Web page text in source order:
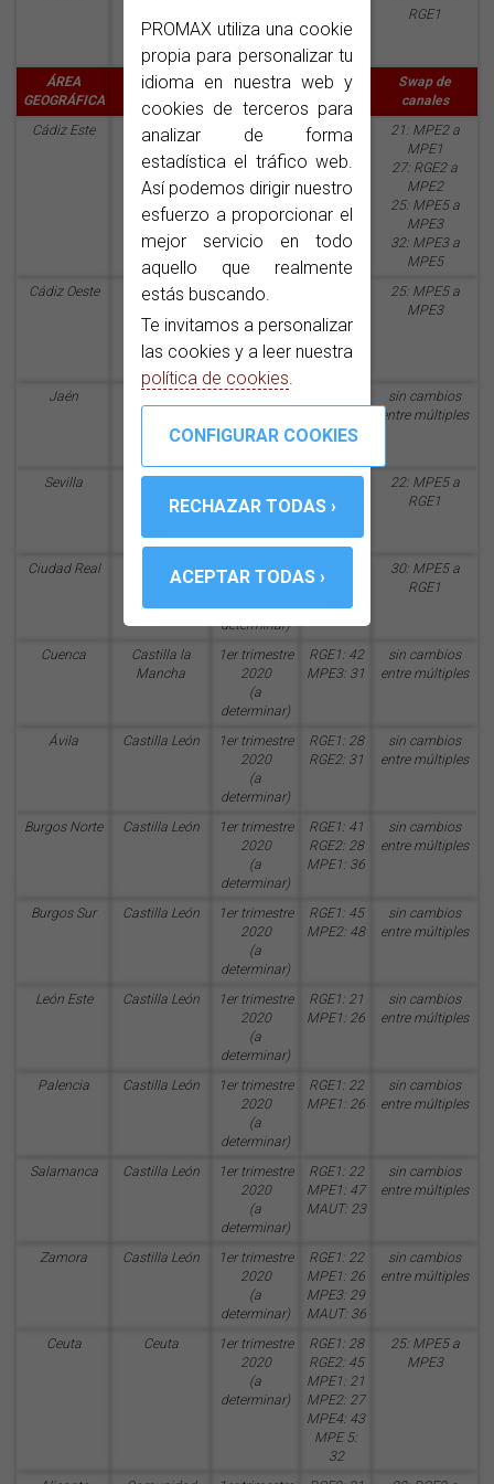
PROMAX utiliza una cookie
propia para personalizar tu
idioma en nuestra web y
cookies de terceros para
analizar de forma
estadística el tráfico web.
Así podemos dirigir nuestro
esfuerzo a proporcionar el
mejor servicio en todo
aquello que realmente
estás buscando.
Te invitamos a personalizar
las cookies y a leer nuestra
política de cookies
MPE3: 25
MAUT: 38
RGE1
ÁREA
GEOGRÁFICA
Comunidad
Autónoma
Fecha de
encendido
Simulcast
Swap de
canales
Cádiz Este
Andalucía
1er trimestre
(a
determinar)
RGE1: 22
21: MPE2 a
MPE1
27: RGE2 a
MPE2
25: MPE5 a
MPE3
32: MPE3 a
MPE5
Cádiz Oeste
Andalucía
1er trimestre
(a
determinar)
MPE2:39
MPE5: 32
25: MPE5 a
MPE3
Jaén
(a
sin cambios
entre múltiples
Sevilla Andalucía
2020
determinar)
RGE2: 45
MPE5: 35
22: MPE5 a
RGE1
Ciudad Real
Castilla la
Mancha
1er trimestre
2020
(a
determinar)
MPE5: 27
30: MPE5 a
RGE1
Cuenca
Castilla la
Mancha
1er trimestre
2020
(a
determinar)
RGE1: 42
MPE3: 31
sin cambios
entre múltiples
Ávila Castilla León
1er trimestre
2020
(a
determinar)
RGE1: 28
RGE2: 31
sin cambios
entre múltiples
Burgos Norte Castilla León
1er trimestre
2020
(a
determinar)
RGE1: 41
RGE2: 28
MPE1: 36
sin cambios
entre múltiples
Burgos Sur Castilla León
1er trimestre
2020
(a
determinar)
RGE1: 45
MPE2: 48
sin cambios
entre múltiples
León Este Castilla León
1er trimestre
2020
(a
determinar)
RGE1: 21
MPE1: 26
sin cambios
entre múltiples
Palencia Castilla León
1er trimestre
2020
(a
determinar)
RGE1: 22
MPE1: 26
sin cambios
entre múltiples
Salamanca Castilla León
1er trimestre
2020
(a
determinar)
RGE1: 22
MPE1: 47
MAUT: 23
sin cambios
entre múltiples
Zamora Castilla León
1er trimestre
2020
(a
determinar)
RGE1: 22
MPE1: 26
MPE3: 29
MAUT: 36
sin cambios
entre múltiples
Ceuta Ceuta
1er trimestre
2020
(a
determinar)
RGE1: 28
RGE2: 45
MPE1: 21
MPE2: 27
MPE4: 43
MPE 5:
32
25: MPE5 a
MPE3